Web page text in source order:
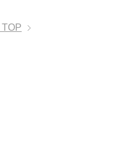
TOP